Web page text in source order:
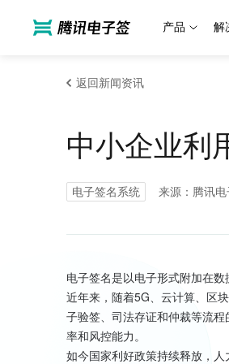
产品 解
返回新闻资讯
中小企业利
电子签名系统 来源：腾讯
电子签名是以电子形式附加在
近年来，随着5G、云计算、区
子验签、司法存证和仲裁等流
率和风控能力。
如今国家利好政策持续释放，